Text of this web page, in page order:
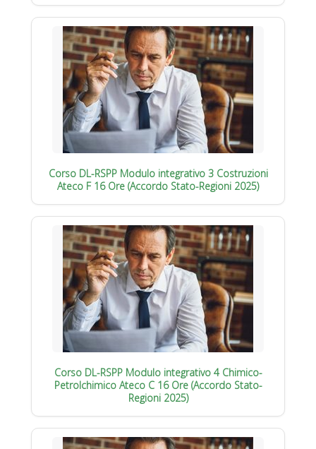
Corso DL-RSPP Modulo integrativo 3 Costruzioni
Ateco F 16 Ore (Accordo Stato-Regioni 2025)
Corso DL-RSPP Modulo integrativo 4 Chimico-
Petrolchimico Ateco C 16 Ore (Accordo Stato-
Regioni 2025)